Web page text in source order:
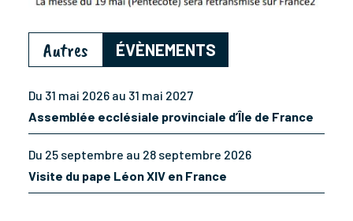
Autres ÉVÈNEMENTS
Du 31 mai 2026 au 31 mai 2027
Assemblée ecclésiale provinciale d’Île de France
Du 25 septembre au 28 septembre 2026
Visite du pape Léon XIV en France